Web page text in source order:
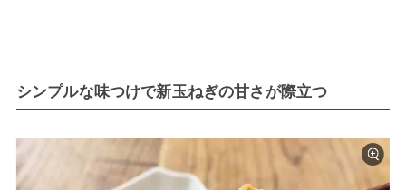
シンプルな味つけで新玉ねぎの甘さが際立つ